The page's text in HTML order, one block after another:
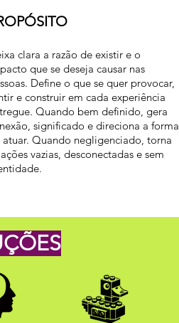
clara a razão de existir e o
que se deseja causar nas
Define o que se quer provocar,
e construir em cada experiência
Quando bem definido, gera
significado e direciona a forma
atuar. Quando negligenciado, torna
vazias, desconectadas e sem